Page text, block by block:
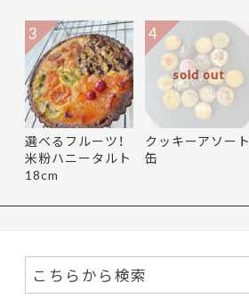
選べるフルーツ！
米粉ハニータルト
18cm
3
sold out
クッキーアソート
缶
4